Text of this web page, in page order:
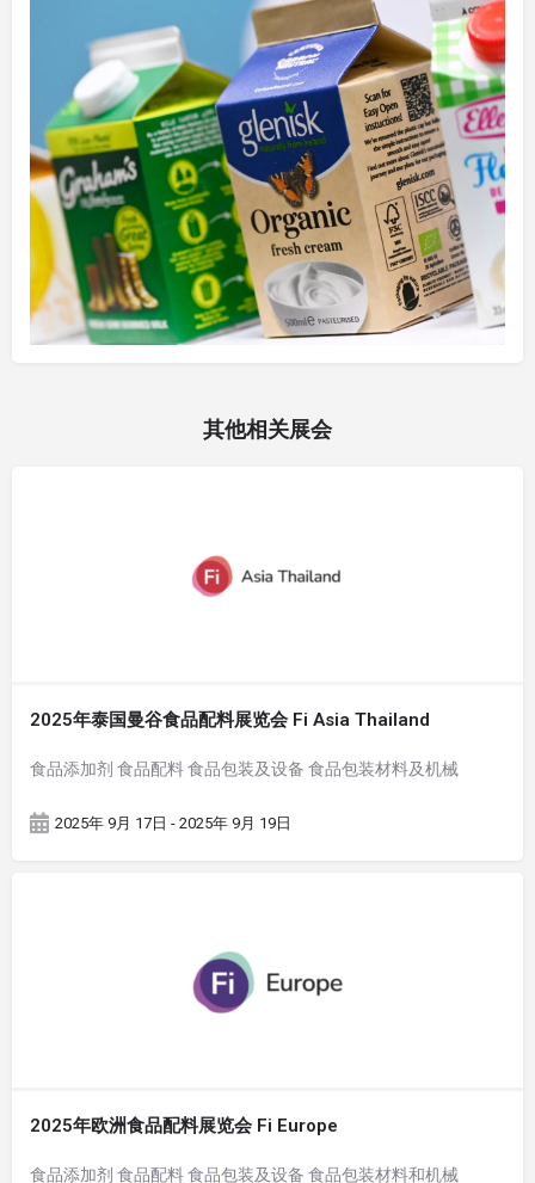
其他相关展会
2025年泰国曼谷食品配料展览会 Fi Asia Thailand
食品添加剂 食品配料 食品包装及设备 食品包装材料及机械
2025年 9月 17日 - 2025年 9月 19日
2025年欧洲食品配料展览会 Fi Europe
食品添加剂 食品配料 食品包装及设备 食品包装材料和机械